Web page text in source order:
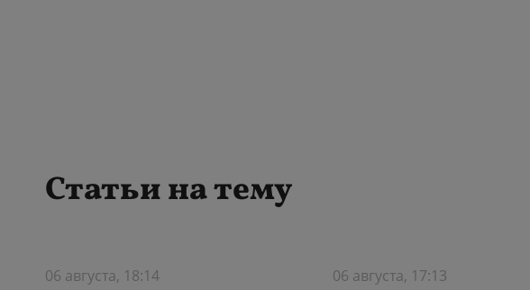
Статьи на тему
06 августа, 18:14 06 августа, 17:13